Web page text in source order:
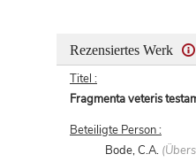
Rezensiertes Werk
Titel :
Fragmenta veteris
Beteiligte Person :
Bode, C.A.